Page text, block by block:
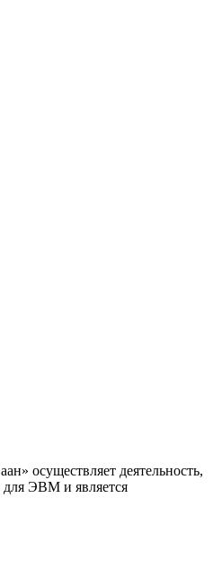
осуществляет деятельность,
для ЭВМ и является